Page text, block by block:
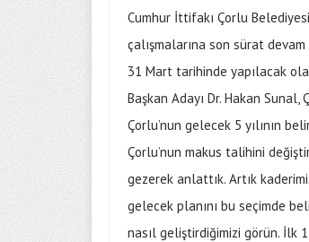
Cumhur İttifakı Çorlu
çalışmalarına son sürat devam
31 Mart tarihinde yapılacak
Başkan Adayı Dr. Hakan
Çorlu’nun gelecek 5 yılının
Çorlu’nun makus talihini
gezerek anlattık. Artık
gelecek planını bu seçimde
nasıl geliştirdiğimizi görün. İlk